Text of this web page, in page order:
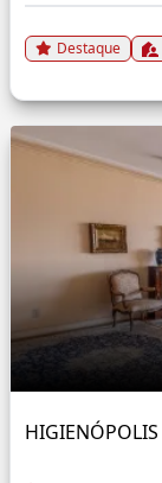
Destaque
HIGIENÓPOLIS